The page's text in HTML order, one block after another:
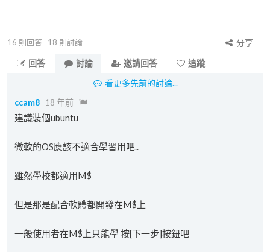
16 則回答 18 則討論
分享
回答
討論 邀請回答
追蹤
看更多先前的討論...
ccam8 18 年前
建議裝個ubuntu
微軟的OS應該不適合學習用吧..
雖然學校都適用M$
但是那是配合軟體都開發在M$上
一般使用者在M$上只能學 按[下一步]按鈕吧